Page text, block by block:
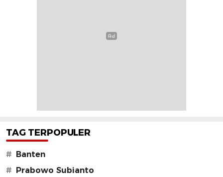
TAG TERPOPULER
# Banten
# Prabowo Subianto